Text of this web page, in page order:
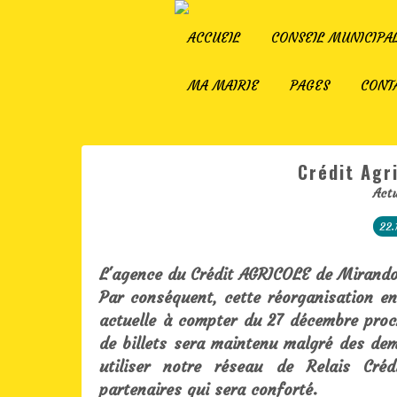
ACCUEIL CONSEIL
MA MAIRIE PAGES
Crédit
L'agence du Crédit AGRICOLE de
Par conséquent, cette réorganisation
actuelle à compter du 27 décembre
de billets sera maintenu malgré des
utiliser notre réseau de Relais
partenaires qui sera conforté.